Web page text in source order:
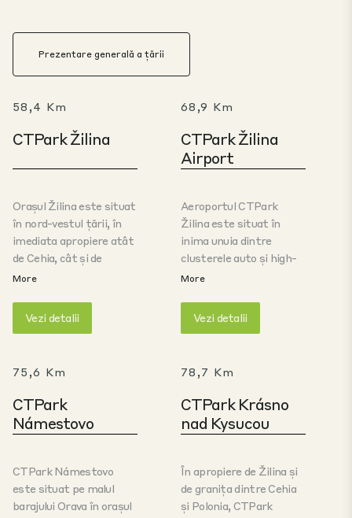
Prezentare generală a țării
58,4 Km
CTPark Žilina
Orașul Žilina este situat
în nord-vestul țării, în
imediata apropiere atât
de Cehia, cât și de
Polonia. Având conexiuni
principalul cluster de
Žilina oferă spații de
depozitare și de
producție de clasă A,
ideale în special pentru
auto sau de înaltă
tehnologie.
More
Vezi detalii
68,9 Km
CTPark Žilina
Airport
Aeroportul CTPark
Žilina este situat în
inima unuia dintre
clusterele auto și high-
tech din Slovacia. Kia
la doar 30 km distanță
Situat strategic pe
E50/D1, parcul oferă
conectivitate
convenabilă cu estul și
de asemenea, acces
excelent la granițele cu
Cehia și Polonia.
More
Vezi detalii
75,6 Km
CTPark
Námestovo
CTPark Námestovo
este situat pe malul
barajului Orava în orașul
78,7 Km
CTPark Krásno
nad Kysucou
În apropiere de Žilina și
de granița dintre Cehia
și Polonia, CTPark